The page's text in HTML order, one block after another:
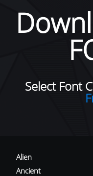
Select Font
Alien
Ancient